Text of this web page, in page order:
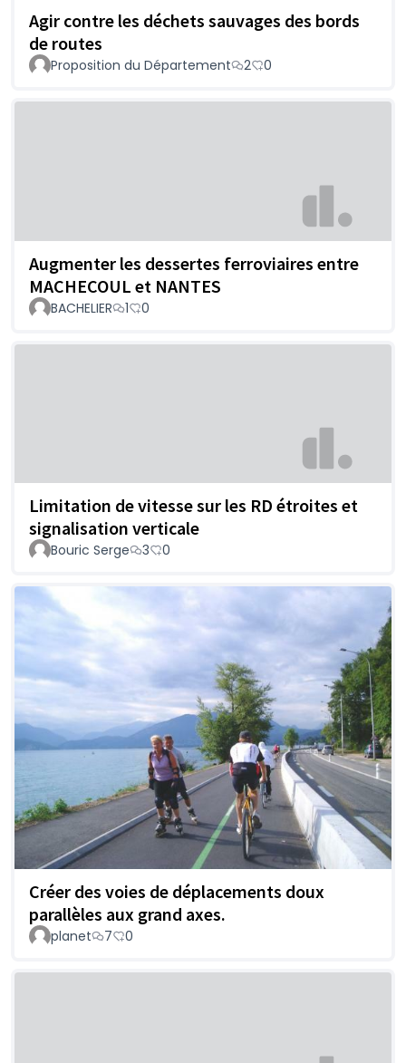
Agir contre les déchets sauvages des bords
de routes
Proposition du Département 2 0
Augmenter les dessertes ferroviaires entre
MACHECOUL et NANTES
BACHELIER 1 0
Limitation de vitesse sur les RD étroites et
signalisation verticale
Bouric Serge 3 0
Créer des voies de déplacements doux
parallèles aux grand axes.
planet 7 0